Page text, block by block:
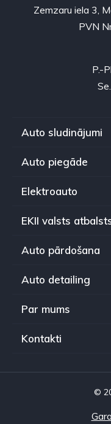
Zemzaru iela 3,
PVN
P.-
Auto sludinājumi
Auto piegāde
Elektroauto
EKII valsts
Auto pārdošana
Auto detailing
Par mums
Kontakti
©